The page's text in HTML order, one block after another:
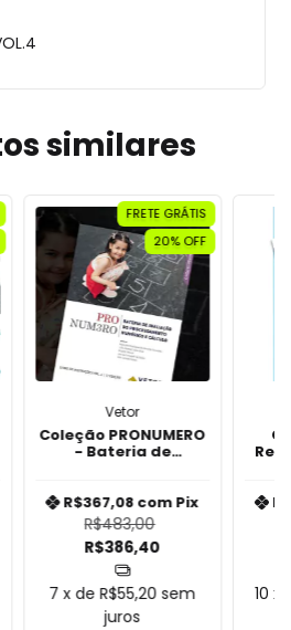
similares
FRETE GRÁTIS
20% OFF
Vetor
Coleção PRONUMERO
- Bateria de
Numérico e Cálculo
R$483,00
R$386,40
R$367,08 comPix
7 x deR$55,20 sem
juros
10 x